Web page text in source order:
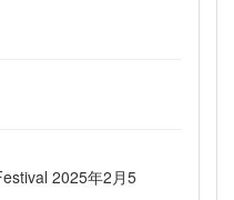
2025年2月5